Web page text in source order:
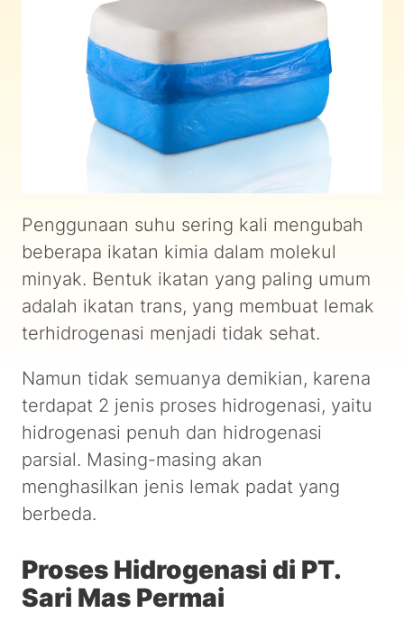
Penggunaan suhu sering kali mengubah
beberapa ikatan kimia dalam molekul
minyak. Bentuk ikatan yang paling umum
adalah ikatan trans, yang membuat lemak
terhidrogenasi menjadi tidak sehat.
Namun tidak semuanya demikian, karena
terdapat 2 jenis proses hidrogenasi, yaitu
hidrogenasi penuh dan hidrogenasi
parsial. Masing-masing akan
menghasilkan jenis lemak padat yang
berbeda.
Proses Hidrogenasi di PT.
Sari Mas Permai